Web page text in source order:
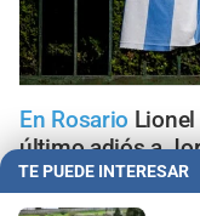
En Rosario
último adiós a
íntima
TE PUEDE INTERESAR